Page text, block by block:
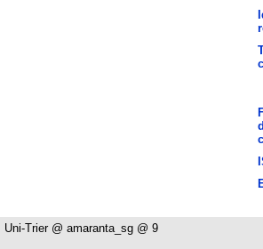
Uni-Trier @ amaranta_sg @ 9